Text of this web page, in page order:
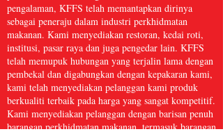
pengalaman, KFFS telah memantapkan dirinya
sebagai peneraju dalam industri perkhidmatan
makanan. Kami menyediakan restoran, kedai roti,
institusi, pasar raya dan juga pengedar lain. KFFS
telah memupuk hubungan yang terjalin lama dengan
pembekal dan digabungkan dengan kepakaran kami,
kami telah menyediakan pelanggan kami produk
berkualiti terbaik pada harga yang sangat kompetitif.
Kami menyediakan pelanggan dengan barisan penuh
barangan perkhidmatan makanan, termasuk barangan